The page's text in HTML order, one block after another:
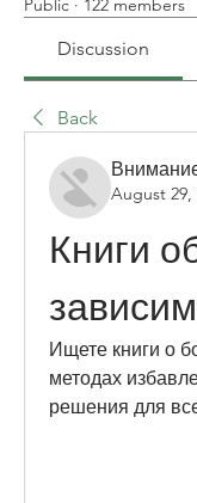
Public · 122 members
Discussion
Back
August 29,
Книги
Ищете книги о
методах
решения для